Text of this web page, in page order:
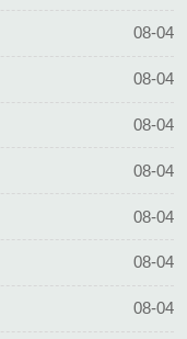
08-04
08-04
08-04
08-04
08-04
08-04
08-04